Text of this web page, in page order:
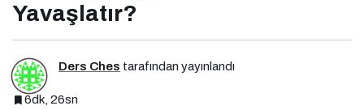
Yavaşlatır?
Ders Ches tarafından yayınlandı
6dk, 26sn